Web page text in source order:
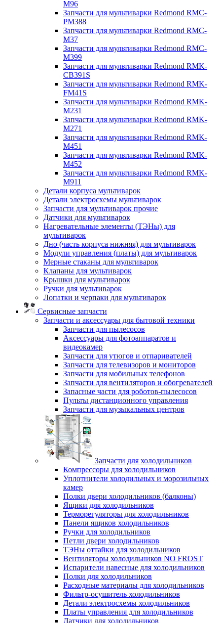
M96
Запчасти для мультиварки Redmond RMC-
PM388
Запчасти для мультиварки Redmond RMC-
M37
Запчасти для мультиварки Redmond RMC-
M399
Запчасти для мультиварки Redmond RMK-
CB391S
Запчасти для мультиварки Redmond RMK-
FM41S
Запчасти для мультиварки Redmond RMK-
M231
Запчасти для мультиварки Redmond RMK-
M271
Запчасти для мультиварки Redmond RMK-
M451
Запчасти для мультиварки Redmond RMK-
M452
Запчасти для мультиварки Redmond RMK-
M911
Детали корпуса мультиварок
Детали электросхемы мультиварок
Запчасти для мультиварок прочие
Датчики для мультиварок
Нагревательные элементы (ТЭНы) для
мультиварок
Дно (часть корпуса нижняя) для мультиварок
Модули управления (платы) для мультиварок
Мерные стаканы для мультиварок
Клапаны для мультиварок
Крышки для мультиварок
Ручки для мультиварок
Лопатки и черпаки для мультиварок
Сервисные запчасти
Запчасти и аксессуары для бытовой техники
Запчасти для пылесосов
Аксессуары для фотоаппаратов и
видеокамер
Запчасти для утюгов и отпаривателей
Запчасти для телевизоров и мониторов
Запчасти для мобильных телефонов
Запчасти для вентиляторов и обогревателей
Запасные части для роботов-пылесосов
Пульты дистанционного управления
Запчасти для музыкальных центров
Запчасти для холодильников
Компрессоры для холодильников
Уплотнители холодильных и морозильных
камер
Полки двери холодильников (балконы)
Ящики для холодильников
Терморегуляторы для холодильников
Панели ящиков холодильников
Ручки для холодильников
Петли двери холодильников
ТЭНы оттайки для холодильников
Вентиляторы холодильников NO FROST
Испарители навесные для холодильников
Полки для холодильников
Расходные материалы для холодильников
Фильтр-осушитель холодильников
Детали электросхемы холодильников
Платы управления для холодильников
Датчики для холодильников